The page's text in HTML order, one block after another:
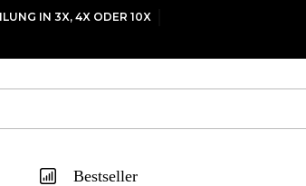
ZAHLUNG IN 3X, 4X ODER 10X
Bestseller